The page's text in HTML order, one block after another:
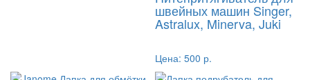
швейных машин Singer,
Astralux, Minerva, Juki
Цена: 500 р.